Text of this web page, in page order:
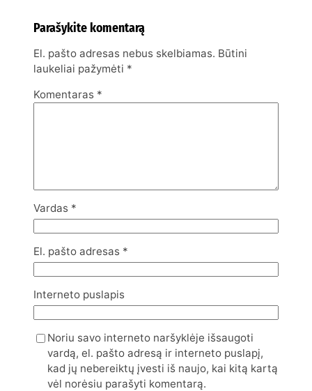
Parašykite komentarą
El. pašto adresas nebus skelbiamas. Būtini
laukeliai pažymėti *
Komentaras *
Vardas *
El. pašto adresas *
Interneto puslapis
Noriu savo interneto naršyklėje išsaugoti
vardą, el. pašto adresą ir interneto puslapį,
kad jų nebereiktų įvesti iš naujo, kai kitą kartą
vėl norėsiu parašyti komentarą.